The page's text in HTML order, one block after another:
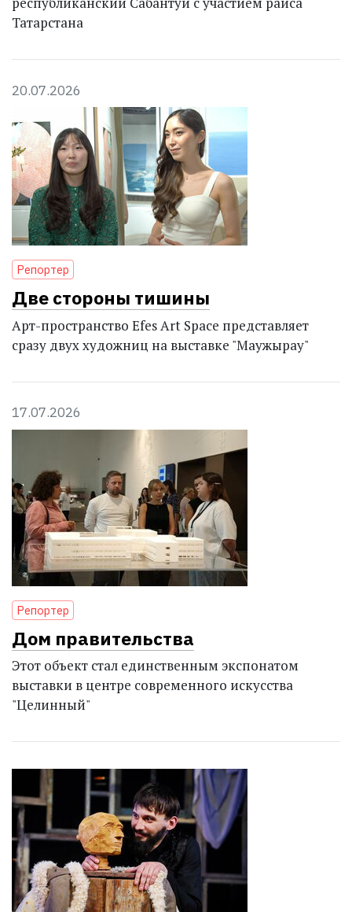
Татарстана
20.07.2026
Репортер
Две стороны тишины
Арт-пространство Efes Art Space представляет
сразу двух художниц на выставке "Маужырау"
17.07.2026
Репортер
Дом правительства
Этот объект стал единственным экспонатом
выставки в центре современного искусства
"Целинный"